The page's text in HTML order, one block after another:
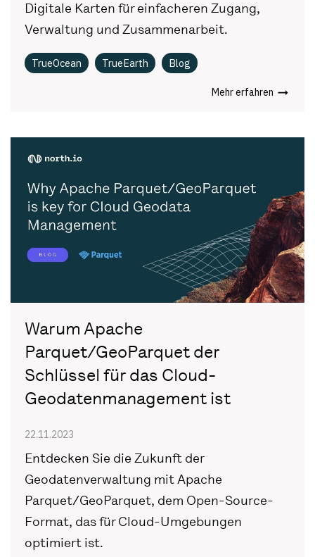
Digitale Karten für einfacheren Zugang,
Verwaltung und Zusammenarbeit.
TrueOcean TrueEarth Blog
Mehr erfahren
Warum Apache
Parquet/GeoParquet der
Schlüssel für das Cloud-
Geodatenmanagement ist
22.11.2023
Entdecken Sie die Zukunft der
Geodatenverwaltung mit Apache
Parquet/GeoParquet, dem Open-Source-
Format, das für Cloud-Umgebungen
optimiert ist.